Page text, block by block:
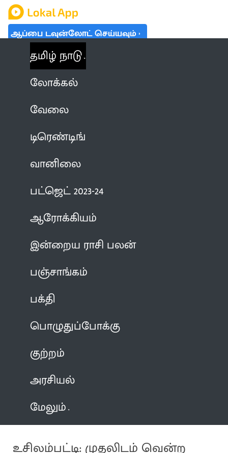
ஆப்பை டவுன்லோட் செய்யவும்
தமிழ் நாடு
லோக்கல்
வேலை
டிரெண்டிங்
வானிலை
பட்ஜெட் 2023-24
ஆரோக்கியம்
இன்றைய ராசி பலன்
பஞ்சாங்கம்
பக்தி
பொழுதுப்போக்கு
குற்றம்
அரசியல்
மேலும்
உசிலம்பட்டி: முதலிடம் வென்ற